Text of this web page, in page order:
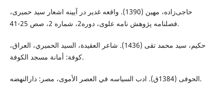
حاجی‌زاده، مهین (1390). واقعه غدير در آيينه اشعار سيد حميری،
فصلنامه پژوهش نامه علوی، دوره2، شماره 2، صص 25-41.
حکيم، سید محمد تقی (1436). شاعر العقيدة، السيد الحميري، العراق،
کوفة: أمانة مسجد الکوفة.
الحوفى (1384ق). ادب السياسه في العصر الأموى، مصر: دارالنهضه.